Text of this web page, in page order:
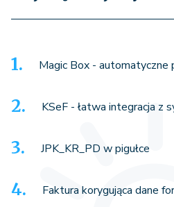
Magic Box -
KSeF - łatwa integracja z
JPK_KR_PD w pigułce
Faktura korygująca dane